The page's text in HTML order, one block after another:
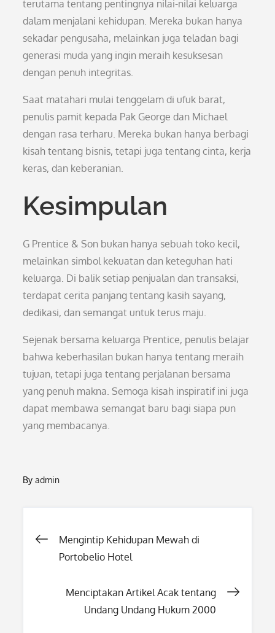
terutama tentang pentingnya nilai-nilai keluarga
dalam menjalani kehidupan. Mereka bukan hanya
sekadar pengusaha, melainkan juga teladan bagi
generasi muda yang ingin meraih kesuksesan
dengan penuh integritas.
Saat matahari mulai tenggelam di ufuk barat,
penulis pamit kepada Pak George dan Michael
dengan rasa terharu. Mereka bukan hanya berbagi
kisah tentang bisnis, tetapi juga tentang cinta, kerja
keras, dan keberanian.
Kesimpulan
G Prentice & Son bukan hanya sebuah toko kecil,
melainkan simbol kekuatan dan keteguhan hati
keluarga. Di balik setiap penjualan dan transaksi,
terdapat cerita panjang tentang kasih sayang,
dedikasi, dan semangat untuk terus maju.
Sejenak bersama keluarga Prentice, penulis belajar
bahwa keberhasilan bukan hanya tentang meraih
tujuan, tetapi juga tentang perjalanan bersama
yang penuh makna. Semoga kisah inspiratif ini juga
dapat membawa semangat baru bagi siapa pun
yang membacanya.
Byadmin
Post
Mengintip Kehidupan Mewah di
Portobelio Hotel
Menciptakan Artikel Acak tentang
Undang Undang Hukum 2000